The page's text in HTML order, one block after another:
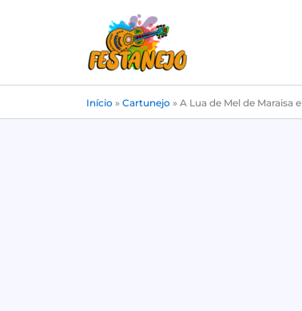
Início » Cartunejo » A Lua de Mel de Maraisa